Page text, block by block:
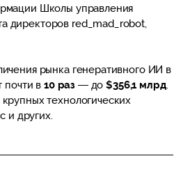
Школы управления
директоров red_mad_robot,
рынка генеративного ИИ в
почти в 10 раз — до$356,1 млрд.
технологических
и других.